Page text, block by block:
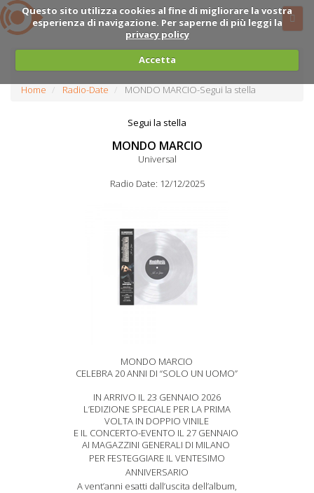
Questo sito utilizza cookies al fine di migliorare la vostra
esperienza di navigazione. Per saperne di più leggi la
privacy policy
Accetta
Home Radio-Date MONDO MARCIO-Segui la stella
Segui la stella
MONDO MARCIO
Universal
Radio Date: 12/12/2025
MONDO MARCIO
CELEBRA 20 ANNI DI “SOLO UN UOMO”
IN ARRIVO IL 23 GENNAIO 2026
L’EDIZIONE SPECIALE PER LA PRIMA
VOLTA IN DOPPIO VINILE
E IL CONCERTO-EVENTO IL 27 GENNAIO
AI MAGAZZINI GENERALI DI MILANO
PER FESTEGGIARE IL VENTESIMO
ANNIVERSARIO
A vent’anni esatti dall’uscita dell’album,